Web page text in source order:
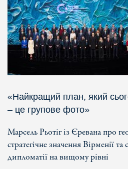
«Найкращий план, який
– це групове фото»
Марсель Рьотіг із Єревана про
стратегічне значення Вірменії
дипломатії на вищому рівні